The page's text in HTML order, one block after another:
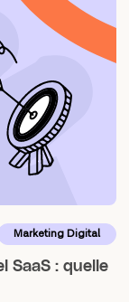
SaaS : quelle
Marketing Digital